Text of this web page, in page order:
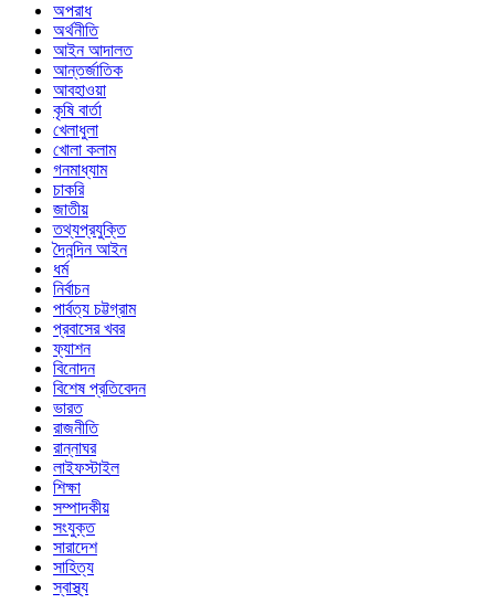
অপরাধ
অর্থনীতি
আইন আদালত
আন্তর্জাতিক
আবহাওয়া
কৃষি বার্তা
খেলাধুলা
খোলা কলাম
গনমাধ্যাম
চাকরি
জাতীয়
তথ্যপ্রযুক্তি
দৈনন্দিন আইন
ধর্ম
নির্বাচন
পার্বত্য চট্টগ্রাম
প্রবাসের খবর
ফ্যাশন
বিনোদন
বিশেষ প্রতিবেদন
ভারত
রাজনীতি
রান্নাঘর
লাইফস্টাইল
শিক্ষা
সম্পাদকীয়
সংযুক্ত
সারাদেশ
সাহিত্য
স্বাস্থ্য